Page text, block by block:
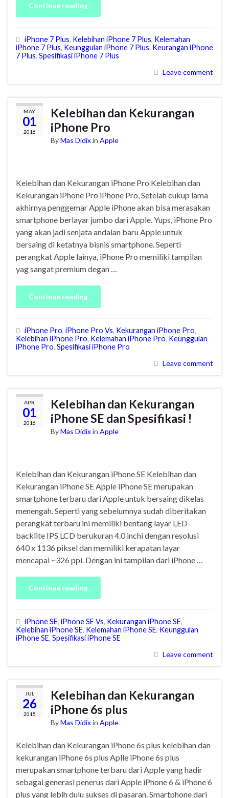
Continue reading
iPhone 7 Plus, Kelebihan iPhone 7 Plus, Kelemahan
iPhone 7 Plus, Keunggulan iPhone 7 Plus, Keurangan iPhone
7 Plus, Spesifikasi iPhone 7 Plus
Leave comment
MAY
01
2016
Kelebihan dan Kekurangan
iPhone Pro
ByMas Didixin Apple
Kelebihan dan Kekurangan iPhone Pro Kelebihan dan
Kekurangan iPhone Pro iPhone Pro, Setelah cukup lama
akhirnya penggemar Apple iPhone akan bisa merasakan
smartphone berlayar jumbo dari Apple. Yups, iPhone Pro
yang akan jadi senjata andalan baru Apple untuk
bersaing di ketatnya bisnis smartphone. Seperti
perangkat Apple lainya, iPhone Pro memiliki tampilan
yag sangat premium degan …
Continue reading
iPhone Pro, iPhone Pro Vs, Kekurangan iPhone Pro,
Kelebihan iPhone Pro, Kelemahan iPhone Pro, Keunggulan
iPhone Pro, Spesifikasi iPhone Pro
Leave comment
APR
01
2016
Kelebihan dan Kekurangan
iPhone SE dan Spesifikasi !
ByMas Didixin Apple
Kelebihan dan Kekurangan iPhone SE Kelebihan dan
Kekurangan iPhone SE Apple iPhone SE merupakan
smartphone terbaru dari Apple untuk bersaing dikelas
menengah. Seperti yang sebelumnya sudah diberitakan
perangkat terbaru ini memiliki bentang layar LED-
backlite IPS LCD berukuran 4.0 inchi dengan resolusi
640 x 1136 piksel dan memiliki kerapatan layar
mencapai ~326 ppi. Dengan ini tampilan dari iPhone …
Continue reading
iPhone SE, iPhone SE Vs, Kekurangan iPhone SE,
Kelebihan iPhone SE, Kelemahan iPhone SE, Keunggulan
iPhone SE, Spesifikasi iPhone SE
Leave comment
JUL
26
2015
Kelebihan dan Kekurangan
iPhone 6s plus
ByMas Didixin Apple
Kelebihan dan Kekurangan iPhone 6s plus kelebihan dan
kekurangan iPhone 6s plus Aplle iPhone 6s plus
merupakan smartphone terbaru dari Apple yang hadir
sebagai generasi penerus dari Apple iPhone 6 & iPhone 6
plus yang lebih dulu sukses di pasaran. Smartphone dari